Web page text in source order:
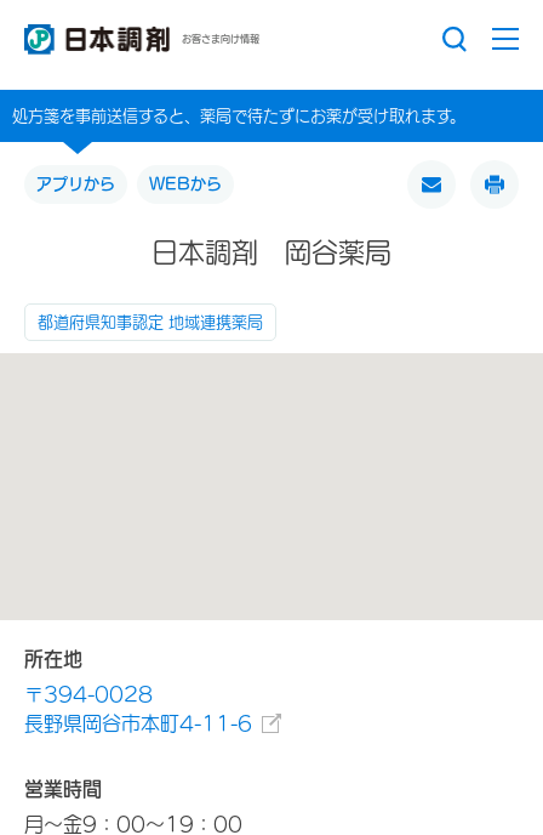
お客さま向け情報
処方箋を事前送信すると、薬局で待たずにお薬が受け取れます。
アプリから WEBから
日本調剤 岡谷薬局
都道府県知事認定 地域連携薬局
所在地
〒394-0028
長野県岡谷市本町4-11-6
営業時間
月～金9：00～19：00